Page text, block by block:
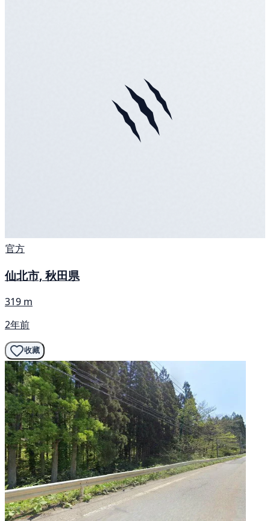
官方
仙北市, 秋田県
319 m
2年前
收藏